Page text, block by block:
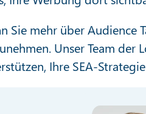
Sie mehr über Audience
Unser Team
Ihre SEA-